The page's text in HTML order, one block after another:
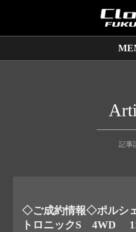
店舗
記事
◇ご成約情報◇ポルシ
トロニックS 4WD